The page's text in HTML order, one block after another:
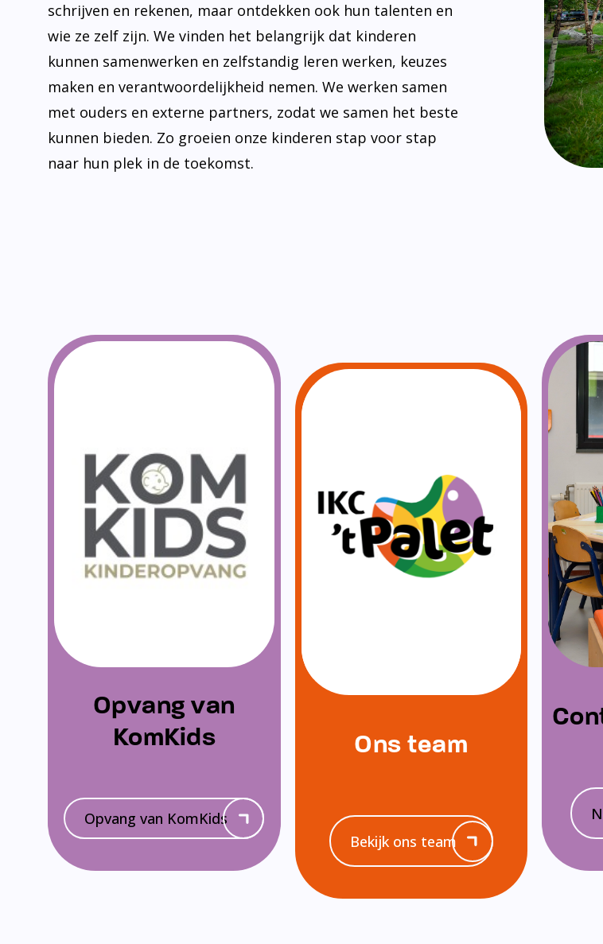
schrijven en rekenen, maar ontdekken ook hun talenten en
wie ze zelf zijn. We vinden het belangrijk dat kinderen
kunnen samenwerken en zelfstandig leren werken, keuzes
maken en verantwoordelijkheid nemen. We werken samen
met ouders en externe partners, zodat we samen het beste
kunnen bieden. Zo groeien onze kinderen stap voor stap
naar hun plek in de toekomst.
Opvang van
KomKids
Opvang van KomKids
Ons team
Bekijk ons team